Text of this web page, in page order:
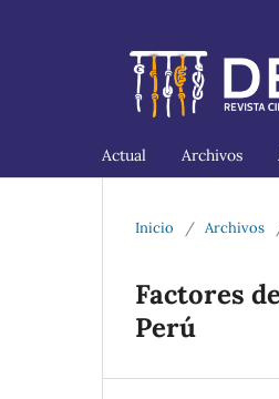
Actual Archivos
Inicio / Archivos
Factores
Perú